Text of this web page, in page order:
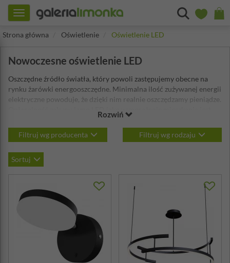
Toggle
navigation
Strona główna
Oświetlenie Oświetlenie LED
Nowoczesne oświetlenie LED
Oszczędne źródło światła, który powoli zastępujemy obecne na
rynku żarówki energooszczędne. Minimalna ilość zużywanej energii
elektryczne powoduje, że dzięki nim realnie oszczędzamy pieniądze.
niepodważalna. Stosując niewielkiej mocy źródło światła
zastępujemy wiele razy mocniejsze żarówki – ale w zamian
uzyskujemy tyle samo oświetlenia.
Rozwiń
Filtruj wg producenta Filtruj wg rodzaju
Sortuj